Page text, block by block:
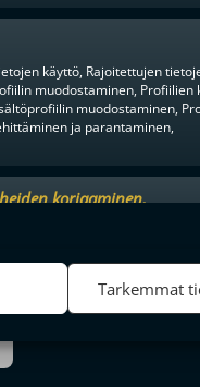
käyttö, Rajoitettujen
muodostaminen, Profiilien
muodostaminen,
ja parantaminen,
korjaaminen,
ilmaise
Tarkemmat